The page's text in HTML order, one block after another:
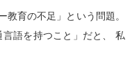
育の不足」という問題。
語を持つこと」だと、 私